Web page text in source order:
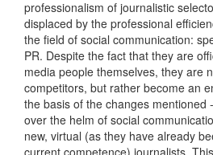
professionalism of journalistic
displaced by the professional
the field of social communication:
PR. Despite the fact that they are
media people themselves, they are
competitors, but rather become an
the basis of the changes mentioned
over the helm of social
new, virtual (as they have already
current competence) journalists.